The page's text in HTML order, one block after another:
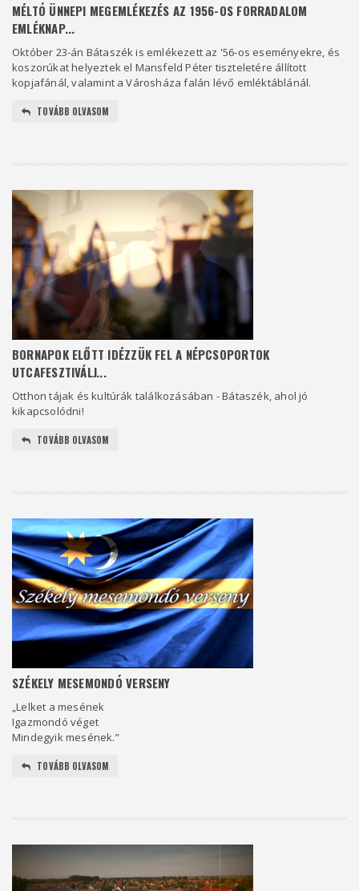
MÉLTÓ ÜNNEPI MEGEMLÉKEZÉS AZ 1956-OS FORRADALOM
EMLÉKNAP...
Október 23-án Bátaszék is emlékezett az '56-os eseményekre, és
koszorúkat helyeztek el Mansfeld Péter tiszteletére állított
kopjafánál, valamint a Városháza falán lévő emléktáblánál.
TOVÁBB OLVASOM
BORNAPOK ELŐTT IDÉZZÜK FEL A NÉPCSOPORTOK
UTCAFESZTIVÁLJ...
Otthon tájak és kultúrák találkozásában - Bátaszék, ahol jó
kikapcsolódni!
TOVÁBB OLVASOM
SZÉKELY MESEMONDÓ VERSENY
„Lelket a mesének
Igazmondó véget
Mindegyik mesének.”
TOVÁBB OLVASOM